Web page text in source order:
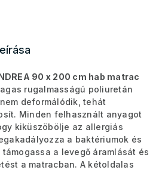
90 x 200 cm hab matrac
rugalmasságú poliuretán
deformálódik, tehát
Minden felhasznált anyagot
kiküszöbölje az allergiás
a baktériumok és
a levegő áramlását és
a matracban. A kétoldalas